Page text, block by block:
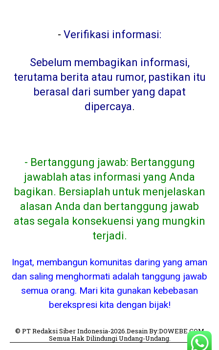
- Verifikasi informasi:
Sebelum membagikan informasi,
terutama berita atau rumor, pastikan itu
berasal dari sumber yang dapat
dipercaya.
- Bertanggung jawab: Bertanggung
jawablah atas informasi yang Anda
bagikan. Bersiaplah untuk menjelaskan
alasan Anda dan bertanggung jawab
atas segala konsekuensi yang mungkin
terjadi.
Ingat, membangun komunitas daring yang aman
dan saling menghormati adalah tanggung jawab
semua orang. Mari kita gunakan kebebasan
berekspresi kita dengan bijak!
© PT Redaksi Siber Indonesia-2026.Desain By:DOWEBE.COM
Semua Hak Dilindungi Undang-Undang.